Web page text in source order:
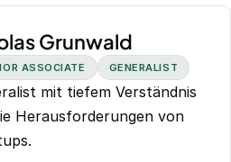
Grunwald
ASSOCIATE GENERALIST
mit tiefem Verständnis
Herausforderungen von